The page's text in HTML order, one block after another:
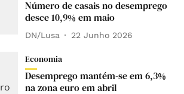
Número de casais no desemprego
desce 10,9% em maio
DN/Lusa 22 Junho 2026
Economia
Desemprego mantém-se em 6,3%
na zona euro em abril